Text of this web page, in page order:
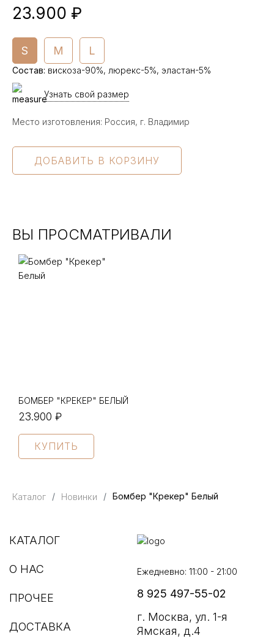
23.900 ₽
S M L
Состав: вискоза-90%, люрекс-5%, эластан-5%
Узнать свой размер
Место изготовления: Россия, г. Владимир
ВЫ ПРОСМАТРИВАЛИ
БОМБЕР "КРЕКЕР" БЕЛЫЙ
23.900 ₽
КУПИТЬ
Каталог Новинки Бомбер "Крекер" Белый
КАТАЛОГ
О НАС
ПРОЧЕЕ
ДОСТАВКА
Ежедневно: 11:00 - 21:00
8 925 497-55-02
г. Москва, ул. 1-я
Ямская, д.4